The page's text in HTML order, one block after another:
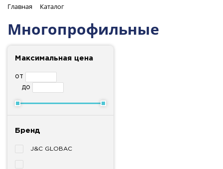
Главная Каталог
Многопрофильные
Максимальная цена
от
до
Бренд
J&C GLOBAC